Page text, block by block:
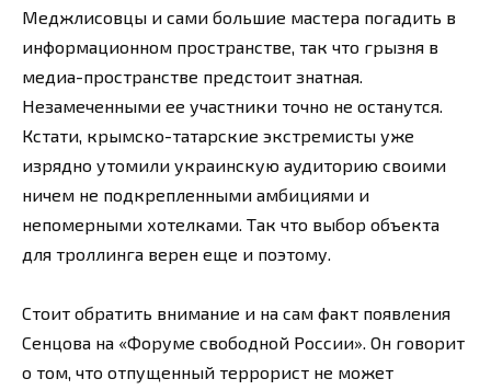
Меджлисовцы и сами большие мастера погадить в
информационном пространстве, так что грызня в
медиа-пространстве предстоит знатная.
Незамеченными ее участники точно не останутся.
Кстати, крымско-татарские экстремисты уже
изрядно утомили украинскую аудиторию своими
ничем не подкрепленными амбициями и
непомерными хотелками. Так что выбор объекта
для троллинга верен еще и поэтому.
Стоит обратить внимание и на сам факт появления
Сенцова на «Форуме свободной России». Он говорит
о том, что отпущенный террорист не может